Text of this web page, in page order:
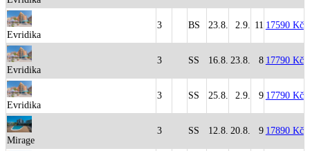
Evridika
3 BS 23.8. 2.9. 11 17590 Kč
Evridika
3 SS 16.8. 23.8. 8 17790 Kč
Evridika
3 SS 25.8. 2.9. 9 17790 Kč
Mirage
3 SS 12.8. 20.8. 9 17890 Kč